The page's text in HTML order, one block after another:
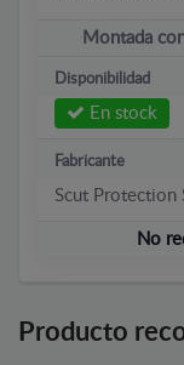
Montada
Disponibilidad
En stock
Fabricante
Scut Protection
No
Producto